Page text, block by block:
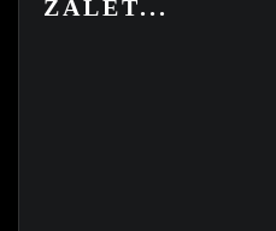
ZALET...